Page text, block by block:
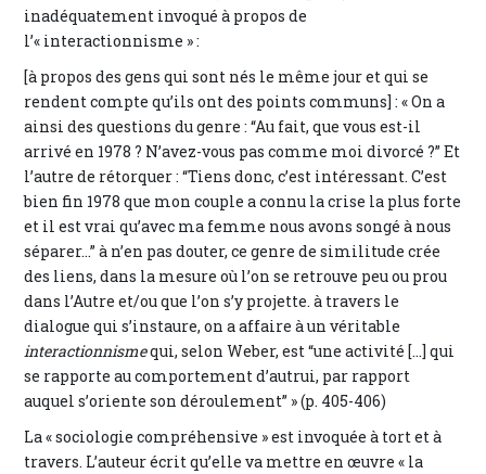
inadéquatement invoqué à propos de
l’« interactionnisme » :
[à propos des gens qui sont nés le même jour et qui se
rendent compte qu’ils ont des points communs] : « On a
ainsi des questions du genre : “Au fait, que vous est-il
arrivé en 1978 ? N’avez-vous pas comme moi divorcé ?” Et
l’autre de rétorquer : “Tiens donc, c’est intéressant. C’est
bien fin 1978 que mon couple a connu la crise la plus forte
et il est vrai qu’avec ma femme nous avons songé à nous
séparer...” à n’en pas douter, ce genre de similitude crée
des liens, dans la mesure où l’on se retrouve peu ou prou
dans l’Autre et/ou que l’on s’y projette. à travers le
dialogue qui s’instaure, on a affaire à un véritable
interactionnismequi, selon Weber, est “une activité [...] qui
se rapporte au comportement d’autrui, par rapport
auquel s’oriente son déroulement” » (p. 405-406)
La « sociologie compréhensive » est invoquée à tort et à
travers. L’auteur écrit qu’elle va mettre en œuvre « la